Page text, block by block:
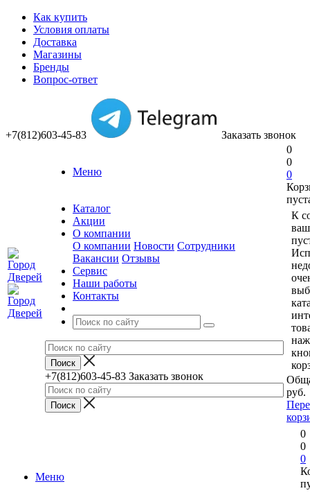
Как купить
Условия оплаты
Доставка
Магазины
Бренды
Вопрос-ответ
+7(812)603-45-83 Заказать звонок
Меню
Каталог
Акции
О компании
О компании Новости Сотрудники
Вакансии Отзывы
Сервис
Наши работы
Контакты
+7(812)603-45-83 Заказать звонок
0
0
0
К
руб.
Меню
0
0
0